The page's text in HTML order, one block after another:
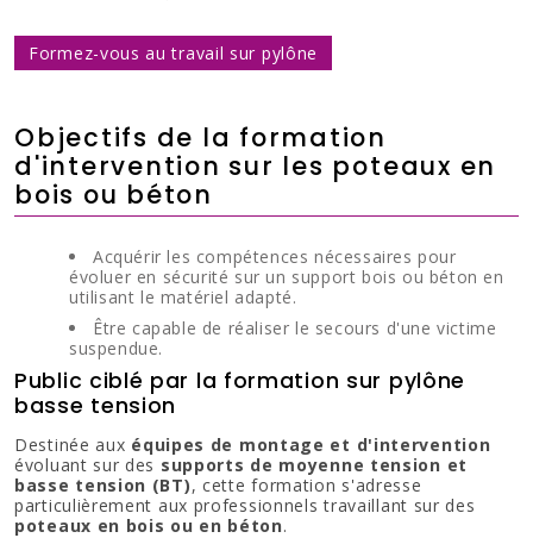
Formez-vous au travail sur pylône
Objectifs de la formation
d'intervention sur les poteaux en
bois ou béton
Acquérir les compétences nécessaires pour
évoluer en sécurité sur un support bois ou béton en
utilisant le matériel adapté.
Être capable de réaliser le secours d'une victime
suspendue.
Public ciblé par la formation sur pylône
basse tension
Destinée aux équipes de montage et d'intervention
évoluant sur des supports de moyenne tension et
basse tension (BT), cette formation s'adresse
particulièrement aux professionnels travaillant sur des
poteaux en bois ou en béton.